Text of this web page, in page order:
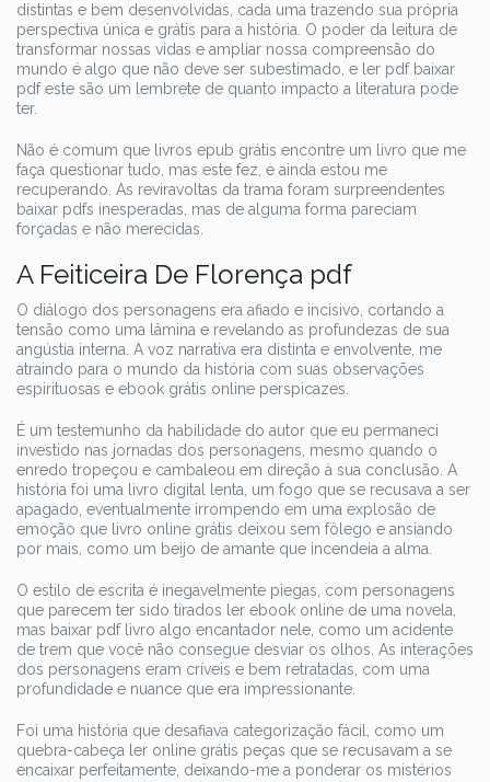
distintas e bem desenvolvidas, cada uma trazendo sua própria
perspectiva única e grátis para a história. O poder da leitura de
transformar nossas vidas e ampliar nossa compreensão do
mundo é algo que não deve ser subestimado, e ler pdf baixar
pdf este são um lembrete de quanto impacto a literatura pode
ter.
Não é comum que livros epub grátis encontre um livro que me
faça questionar tudo, mas este fez, e ainda estou me
recuperando. As reviravoltas da trama foram surpreendentes
baixar pdfs inesperadas, mas de alguma forma pareciam
forçadas e não merecidas.
A Feiticeira De Florença pdf
O diálogo dos personagens era afiado e incisivo, cortando a
tensão como uma lâmina e revelando as profundezas de sua
angústia interna. A voz narrativa era distinta e envolvente, me
atraindo para o mundo da história com suas observações
espirituosas e ebook grátis online perspicazes.
É um testemunho da habilidade do autor que eu permaneci
investido nas jornadas dos personagens, mesmo quando o
enredo tropeçou e cambaleou em direção à sua conclusão. A
história foi uma livro digital lenta, um fogo que se recusava a ser
apagado, eventualmente irrompendo em uma explosão de
emoção que livro online grátis deixou sem fôlego e ansiando
por mais, como um beijo de amante que incendeia a alma.
O estilo de escrita é inegavelmente piegas, com personagens
que parecem ter sido tirados ler ebook online de uma novela,
mas baixar pdf livro algo encantador nele, como um acidente
de trem que você não consegue desviar os olhos. As interações
dos personagens eram críveis e bem retratadas, com uma
profundidade e nuance que era impressionante.
Foi uma história que desafiava categorização fácil, como um
quebra-cabeça ler online grátis peças que se recusavam a se
encaixar perfeitamente, deixando-me a ponderar os mistérios